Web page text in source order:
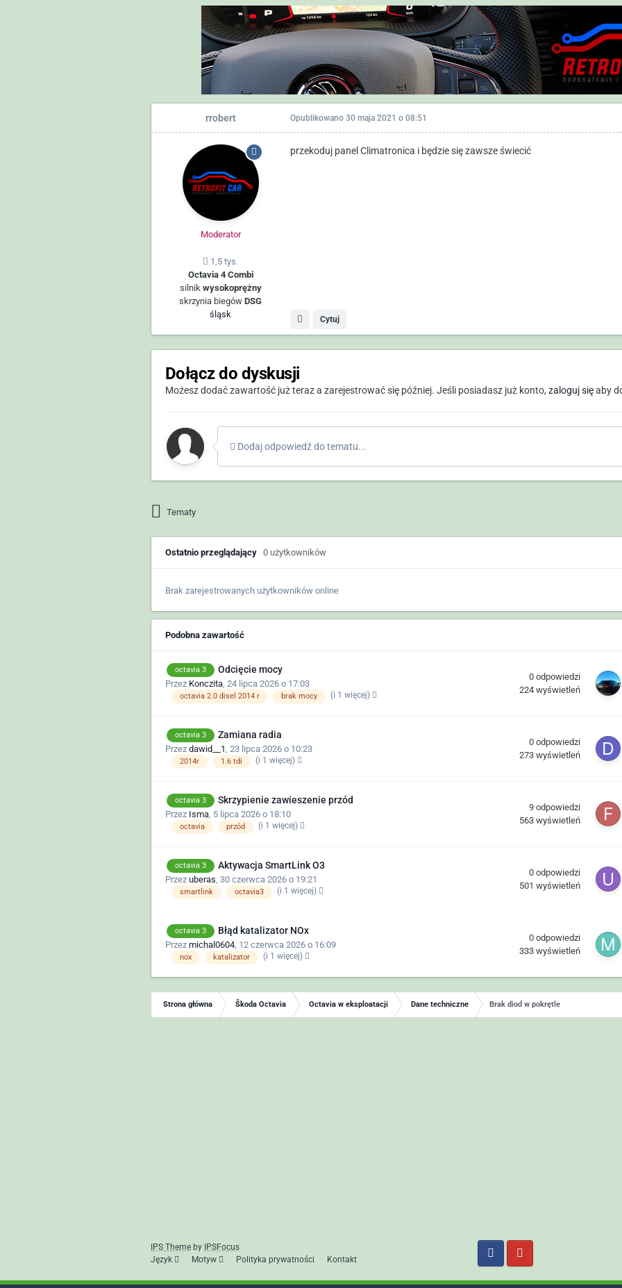
rrobert
Moderator
1,5 tys.
Octavia 4 Combi
silnik wysokoprężny
skrzynia biegówDSG
śląsk
Opublikowano 30 maja 2021 o 08:51
przekoduj panel Climatronica i będzie się zawsze świecić
Cytuj
Dołącz do dyskusji
Możesz dodać zawartość już teraz a zarejestrować się później. Jeśli posiadasz już konto, zaloguj sięaby
Dodaj odpowiedź do tematu...
Tematy
Ostatnio przeglądający 0 użytkowników
Brak zarejestrowanych użytkowników online
Podobna zawartość
octavia 3 Odcięcie mocy
Przez Konczita, 24 lipca 2026 o 17:03
octavia 2.0 disel 2014 r brak mocy (i 1 więcej)
0 odpowiedzi
224 wyświetleń
octavia 3 Zamiana radia
Przez dawid__1, 23 lipca 2026 o 10:23
2014r 1.6 tdi (i 1 więcej)
0 odpowiedzi
273 wyświetleń
octavia 3 Skrzypienie zawieszenie przód
Przez Isma, 5 lipca 2026 o 18:10
octavia przód (i 1 więcej)
9 odpowiedzi
563 wyświetleń
octavia 3 Aktywacja SmartLink O3
Przez uberas, 30 czerwca 2026 o 19:21
smartlink octavia3 (i 1 więcej)
0 odpowiedzi
501 wyświetleń
octavia 3 Błąd katalizator NOx
Przez michal0604, 12 czerwca 2026 o 16:09
nox katalizator (i 1 więcej)
0 odpowiedzi
333 wyświetleń
Strona główna Škoda Octavia Octavia w eksploatacji Dane techniczne Brak diod w pokrętle
IPS Themeby IPSFocus
Język
Motyw Polityka prywatności Kontakt